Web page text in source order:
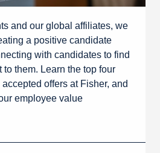
and our global affiliates, we
a positive candidate
with candidates to find
to them. Learn the top four
offers at Fisher, and
employee value